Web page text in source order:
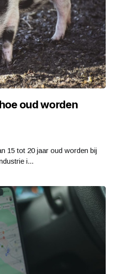
oud worden
15 tot 20 jaar oud worden bij
i...